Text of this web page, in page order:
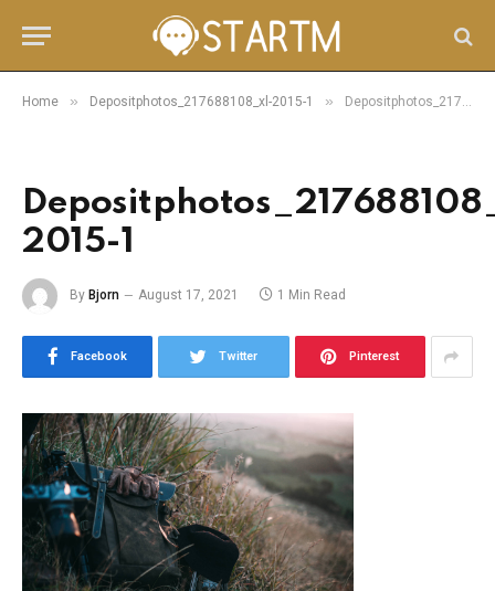
Home » Depositphotos_217688108_xl-2015-1 » Depositphotos_217688108_xl-2015-1
2015-1
By Bjorn August 17, 2021 1 Min Read
Facebook Twitter Pinterest